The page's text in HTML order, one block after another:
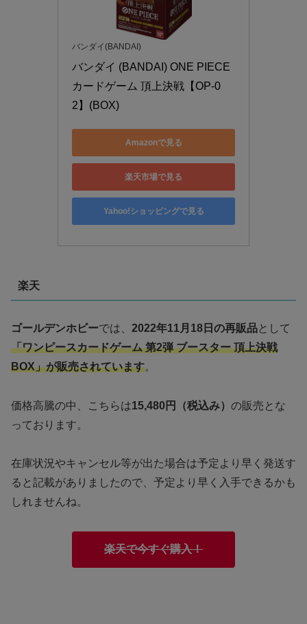
バンダイ(BANDAI)
バンダイ (BANDAI) ONE PIECE
カードゲーム 頂上決戦【OP-0
2】(BOX)
Amazonで見る
楽天市場で見る
Yahoo!ショッピングで見る
楽天
ゴールデンホビーでは、 2022年11月18日の再販品として
「ワンピースカードゲーム 第2弾 ブースター 頂上決戦
BOX」が販売されています。
価格高騰の中、こちらは15,480円（税込み） の販売とな
っております。
在庫状況やキャンセル等が出た場合は予定より早く発送す
ると記載がありましたので、予定より早く入手できるかも
しれませんね。
楽天で今すぐ購入！